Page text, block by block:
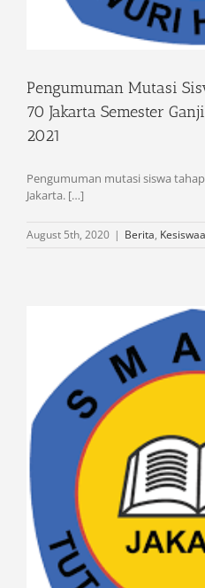
Pengumuman Mutasi
70 Jakarta Semester
2021
Pengumuman mutasi siswa
Jakarta. […]
August 5th, 2020 | Berita,